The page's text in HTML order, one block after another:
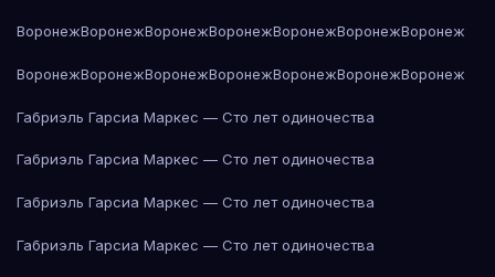
ВоронежВоронежВоронежВоронежВоронежВоронежВоронеж
ВоронежВоронежВоронежВоронежВоронежВоронежВоронеж
Габриэль Гарсиа Маркес — Сто лет одиночества
Габриэль Гарсиа Маркес — Сто лет одиночества
Габриэль Гарсиа Маркес — Сто лет одиночества
Габриэль Гарсиа Маркес — Сто лет одиночества